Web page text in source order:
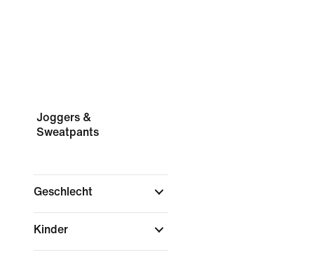
Joggers &
Sweatpants
Geschlecht
Kinder